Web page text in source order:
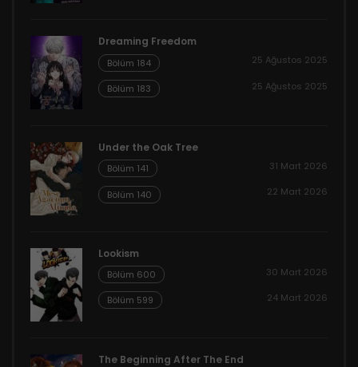
Dreaming Freedom
Bölüm 184 25 Ağustos 2025
Bölüm 183 25 Ağustos 2025
Under the Oak Tree
Bölüm 141 31 Mart 2026
Bölüm 140 22 Mart 2026
Lookism
Bölüm 600 30 Mart 2026
Bölüm 599 24 Mart 2026
The Beginning After The End